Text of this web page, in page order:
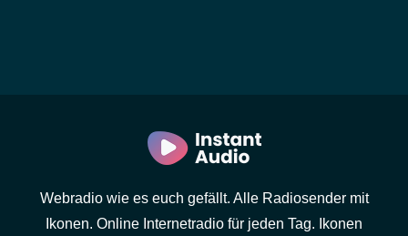
Webradio wie es euch gefällt. Alle Radiosender mit
Ikonen. Online Internetradio für jeden Tag. Ikonen